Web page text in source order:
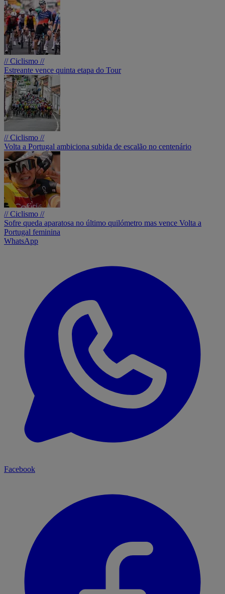
// Ciclismo //
Estreante vence quinta etapa do Tour
// Ciclismo //
Volta a Portugal ambiciona subida de escalão no centenário
// Ciclismo //
Sofre queda aparatosa no último quilómetro mas vence Volta a
Portugal feminina
WhatsApp
Facebook